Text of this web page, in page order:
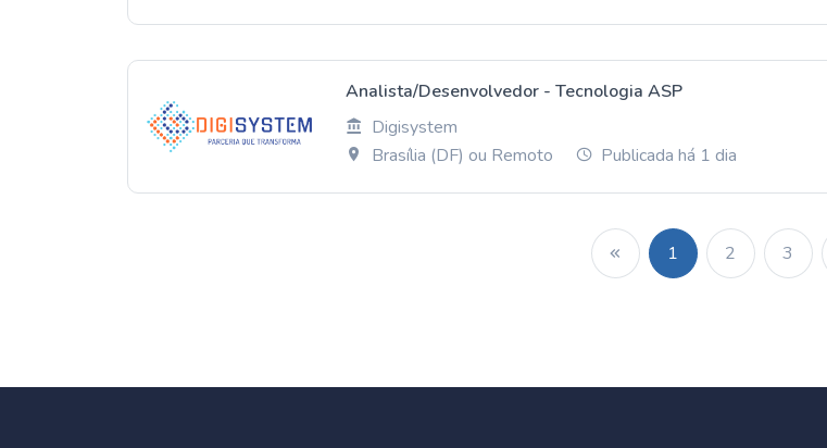
Analista/Desenvolvedor - Tecnologia ASP
Digisystem
Brasília (DF) ou Remoto
Publicada há 1 dia
1 2 3